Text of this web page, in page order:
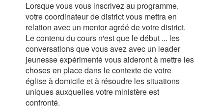
Lorsque vous vous inscrivez au programme,
votre coordinateur de district vous mettra en
relation avec un mentor agréé de votre district.
Le contenu du cours n'est que le début ... les
conversations que vous avez avec un leader
jeunesse expérimenté vous aideront à mettre les
choses en place dans le contexte de votre
église à domicile et à résoudre les situations
uniques auxquelles votre ministère est
confronté.